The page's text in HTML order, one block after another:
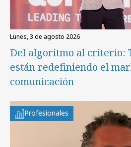
lunes, 3 de agosto 2026
Del algoritmo al criterio:
están redefiniendo el
comunicación
Profesionales